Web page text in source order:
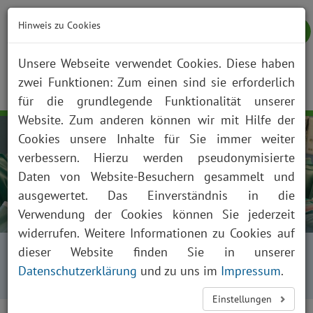
NOTFALL KONTAKT ANFAHRT JOBS SUCHE
Startseite
Fachabteilungen
Kliniken, Institute und Funktionsbereiche
Unfall- und Handchirurgie
Hinweis zu Cookies
Unsere Webseite verwendet Cookies. Diese haben
zwei Funktionen: Zum einen sind sie erforderlich
für die grundlegende Funktionalität unserer
Website. Zum anderen können wir mit Hilfe der
Cookies unsere Inhalte für Sie immer weiter
verbessern. Hierzu werden pseudonymisierte
Daten von Website-Besuchern gesammelt und
ausgewertet. Das Einverständnis in die
Verwendung der Cookies können Sie jederzeit
widerrufen. Weitere Informationen zu Cookies auf
dieser Website finden Sie in unserer
Datenschutzerklärung und zu uns im Impressum.
Einstellungen